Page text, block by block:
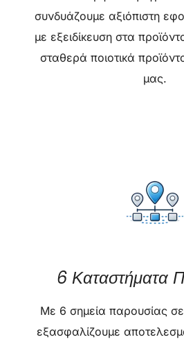
συνδυάζουμε αξιόπιστη
με εξειδίκευση στα
σταθερά ποιοτικά
μας.
6 Καταστήματα
Με 6 σημεία παρουσίας
εξασφαλίζουμε